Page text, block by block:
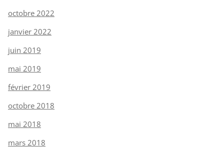
octobre 2022
janvier 2022
juin 2019
mai 2019
février 2019
octobre 2018
mai 2018
mars 2018